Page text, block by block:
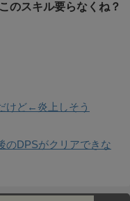
のスキル要らなくね？
けど←炎上しそう
のDPSがクリアできな